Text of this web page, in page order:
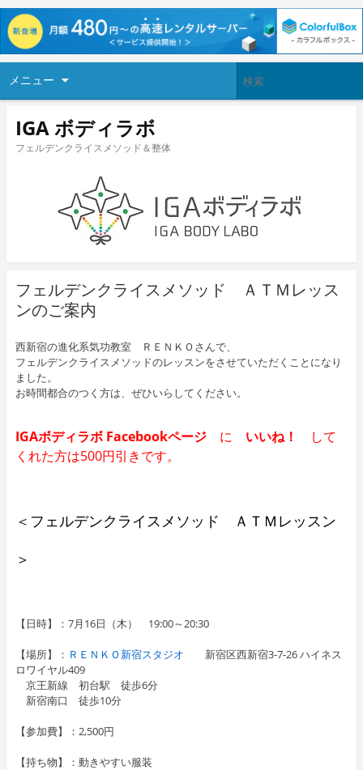
メニュー
IGA ボディラボ
フェルデンクライスメソッド＆整体
フェルデンクライスメソッド ＡＴＭレッス
ンのご案内
西新宿の進化系気功教室 ＲＥＮＫＯさんで、
フェルデンクライスメソッドのレッスンをさせていただくことになり
ました。
お時間都合のつく方は、ぜひいらしてください。
IGAボディラボ Facebookページに いいね！
して
くれた方は500円引きです。
＜フェルデンクライスメソッド ＡＴＭレッスン
＞
【日時】：7月16日（木） 19:00～20:30
【場所】： ＲＥＮＫＯ新宿スタジオ 新宿区西新宿3-7-26 ハイネス
ロワイヤル409
京王新線 初台駅 徒歩6分
新宿南口 徒歩10分
【参加費】：2,500円
【持ち物】：動きやすい服装